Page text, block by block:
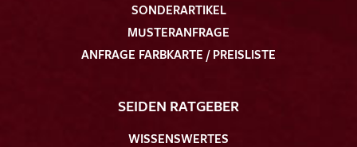
SONDERARTIKEL
MUSTERANFRAGE
ANFRAGE FARBKARTE / PREISLISTE
SEIDEN RATGEBER
WISSENSWERTES